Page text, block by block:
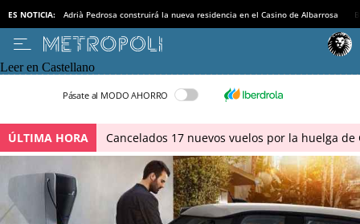
ES NOTICIA: Adrià Pedrosa construirá la nueva residencia en el Casino de Albarrosa
Leer en Castellano
Pásate al MODO AHORRO
ÚLTIMA HORA Cancelados 17 nuevos vuelos por la huelga